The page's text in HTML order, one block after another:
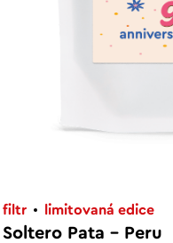
filtr limitovaná edice
Soltero Pata - Peru